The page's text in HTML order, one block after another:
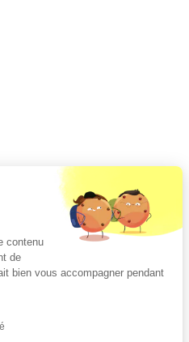
contenu
de
bien vous accompagner pendant